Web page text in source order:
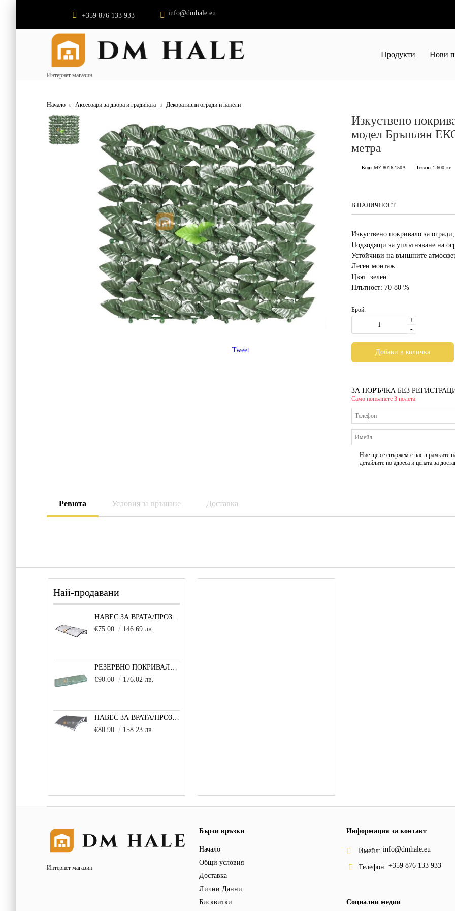
+359 876 133 933 info@dmhale.eu
Интернет магазин
Продукти Нови
Начало Аксесоари за двора и градината Декоративни огради и панели
Tweet
Изкуствено
модел Бръшлян
метра
Код: MZ 8016-150A Тегло: 1.600 кг
В НАЛИЧНОСТ
Изкуствено покривало за
Подходящи за уплътняване на
Устойчиви на външните
Лесен монтаж
Цвят: зелен
Плътност: 70-80 %
Брой:
+
-
ЗА ПОРЪЧКА БЕЗ
Само попълнете 3 полета
Ние ще се свържем с вас в рамките
детайлите по адреса и цената за
Ревюта Условия за връщане Доставка
Най-продавани
НАВЕС ЗА ВРАТА/ПРОЗОРЕЦ 80Х200 СМ, ЧЕРНО-ПРОЗРАЧНО
€75.00
146.69 лв.
РЕЗЕРВНО ПОКРИВАЛО 600X300X200 CM SOLE TERRA STRONG ЗА ТУНЕЛНА ОРАНЖЕРИЯ
€90.00
176.02 лв.
НАВЕС ЗА ВРАТА/ПРОЗОРЕЦ 100Х150 СМ, СИВО-СИВО
€80.90
158.23 лв.
Интернет магазин
Бързи връзки
Начало
Общи условия
Доставка
Лични Данни
Бисквитки
Информация за контакт
Имейл: info@dmhale.eu
Телефон: +359 876 133 933
Социални медии